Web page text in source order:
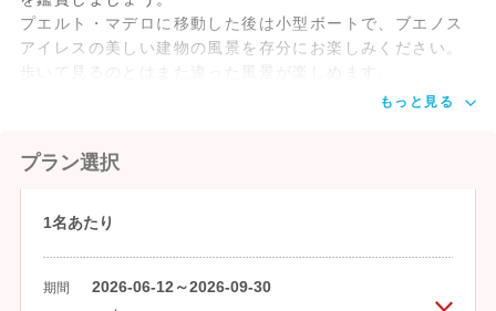
プエルト・マデロに移動した後は小型ボートで、ブエノス
アイレスの美しい建物の風景を存分にお楽しみください。
歩いて見るのとはまた違った風景が楽しめます。
もっと見る
プラン選択
1名あたり
期間 2026-06-12～2026-09-30